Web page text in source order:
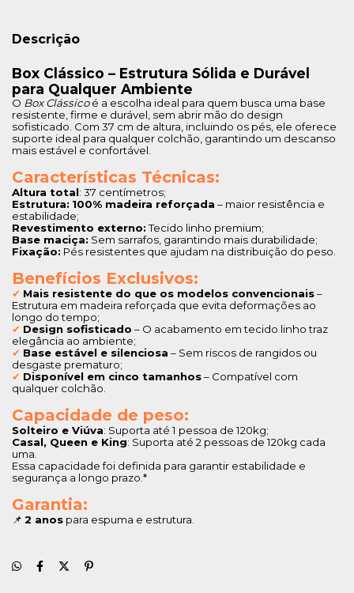
Descrição
Box Clássico – Estrutura Sólida e Durável
para Qualquer Ambiente
O Box Clássico é a escolha ideal para quem busca uma base
resistente, firme e durável, sem abrir mão do design
sofisticado. Com 37 cm de altura, incluindo os pés, ele oferece
suporte ideal para qualquer colchão, garantindo um descanso
mais estável e confortável.
Características Técnicas:
Altura total: 37 centímetros;
Estrutura: 100% madeira reforçada – maior resistência e
estabilidade;
Revestimento externo: Tecido linho premium;
Base maciça: Sem sarrafos, garantindo mais durabilidade;
Fixação: Pés resistentes que ajudam na distribuição do peso.
Benefícios Exclusivos:
✔ Mais resistente do que os modelos convencionais –
Estrutura em madeira reforçada que evita deformações ao
longo do tempo;
✔ Design sofisticado – O acabamento em tecido linho traz
elegância ao ambiente;
✔ Base estável e silenciosa – Sem riscos de rangidos ou
desgaste prematuro;
✔ Disponível em cinco tamanhos – Compatível com
qualquer colchão.
Capacidade de peso:
Solteiro e Viúva: Suporta até 1 pessoa de 120kg;
Casal, Queen e King: Suporta até 2 pessoas de 120kg cada
uma.
Essa capacidade foi definida para garantir estabilidade e
segurança a longo prazo.*
Garantia:
📌 2 anos para espuma e estrutura.